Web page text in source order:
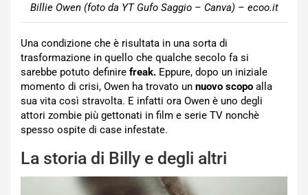
Billie Owen (foto da YT Gufo Saggio – Canva) – ecoo.it
Una condizione che è risultata in una sorta di
trasformazione in quello che qualche secolo fa si
sarebbe potuto definire freak. Eppure, dopo un iniziale
momento di crisi, Owen ha trovato un nuovo scopo alla
sua vita così stravolta. E infatti ora Owen è uno degli
attori zombie più gettonati in film e serie TV nonchè
spesso ospite di case infestate.
La storia di Billy e degli altri